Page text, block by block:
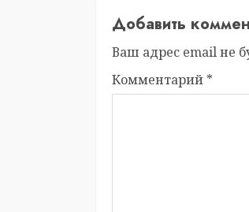
Добавить
Ваш адрес email не
Комментарий *